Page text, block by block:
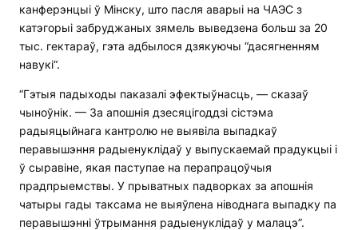
канферэнцыі ў Мінску, што пасля аварыі на ЧАЭС з
катэгорыі забруджаных зямель выведзена больш за 20
тыс. гектараў, гэта адбылося дзякуючы “дасягненням
навукі“.
“Гэтыя падыходы паказалі эфектыўнасць, — сказаў
чыноўнік. — За апошнія дзесяцігоддзі сістэма
радыяцыйнага кантролю не выявіла выпадкаў
перавышэння радыенуклідаў у выпускаемай прадукцыі і
ў сыравіне, якая паступае на перапрацоўчыя
прадпрыемствы. У прыватных падворках за апошнія
чатыры гады таксама не выяўлена ніводнага выпадку па
перавышэнні ўтрымання радыенуклідаў у малацэ”.